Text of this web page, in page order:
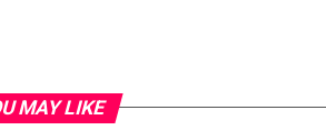
MAY LIKE